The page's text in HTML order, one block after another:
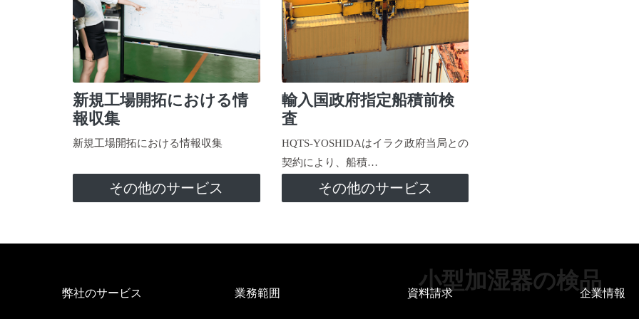
新規工場開拓における情
報収集
新規工場開拓における情報収集
その他のサービス
輸入国政府指定船積前検
査
HQTS-YOSHIDAはイラク政府当局との
契約により、船積…
その他のサービス
小型加湿器の検品
弊社のサービス 業務範囲 資料請求 企業情報